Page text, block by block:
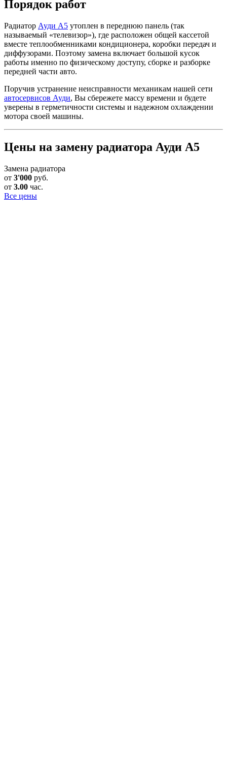
Порядок работ
Радиатор Ауди А5 утоплен в переднюю панель (так
называемый «телевизор»), где расположен общей кассетой
вместе теплообменниками кондиционера, коробки передач и
диффузорами. Поэтому замена включает большой кусок
работы именно по физическому доступу, сборке и разборке
передней части авто.
Поручив устранение неисправности механикам нашей сети
автосервисов Ауди, Вы сбережете массу времени и будете
уверены в герметичности системы и надежном охлаждении
мотора своей машины.
Цены на замену радиатора Ауди А5
Замена радиатора
от 3'000 руб.
от 3.00 час.
Все цены